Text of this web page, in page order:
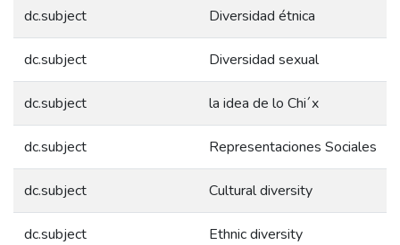
dc.subject Diversidad étnica
dc.subject Diversidad sexual
dc.subject la idea de lo Chi´x
dc.subject Representaciones Sociales
dc.subject Cultural diversity
dc.subject Ethnic diversity